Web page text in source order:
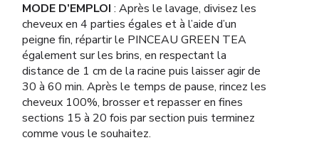
MODE D’EMPLOI : Après le lavage, divisez les
cheveux en 4 parties égales et à l’aide d’un
peigne fin, répartir le PINCEAU GREEN TEA
également sur les brins, en respectant la
distance de 1 cm de la racine puis laisser agir de
30 à 60 min. Après le temps de pause, rincez les
cheveux 100%, brosser et repasser en fines
sections 15 à 20 fois par section puis terminez
comme vous le souhaitez.